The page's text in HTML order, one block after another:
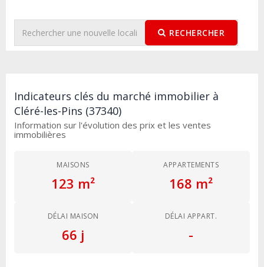
RECHERCHER
Indicateurs clés du marché immobilier à
Cléré-les-Pins (37340)
Information sur l'évolution des prix et les ventes
immobilières
MAISONS
123 m²
APPARTEMENTS
168 m²
DÉLAI MAISON
66 j
DÉLAI APPART.
-